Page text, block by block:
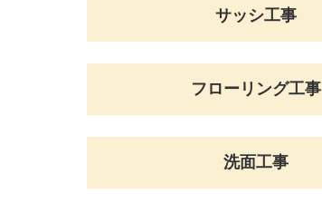
サッシ工事
フローリング工事
洗面工事